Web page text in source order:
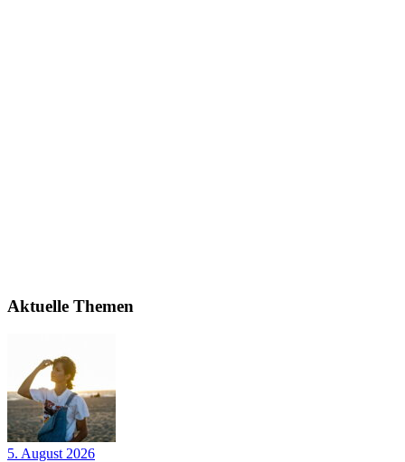
Aktuelle Themen
5. August 2026